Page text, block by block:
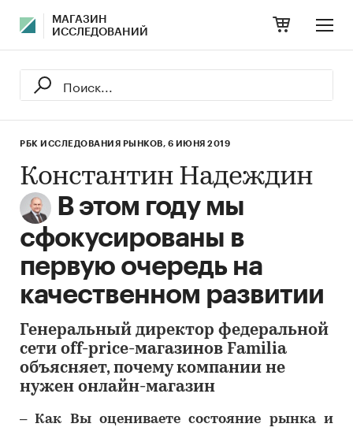
МАГАЗИН
ИССЛЕДОВАНИЙ
РБК ИССЛЕДОВАНИЯ РЫНКОВ, 6 ИЮНЯ 2019
Константин Надеждин
В этом году мы
сфокусированы в
первую очередь на
качественном развитии
Генеральный директор федеральной
сети off-price-магазинов Familia
объясняет, почему компании не
нужен онлайн-магазин
– Как Вы оцениваете состояние рынка и